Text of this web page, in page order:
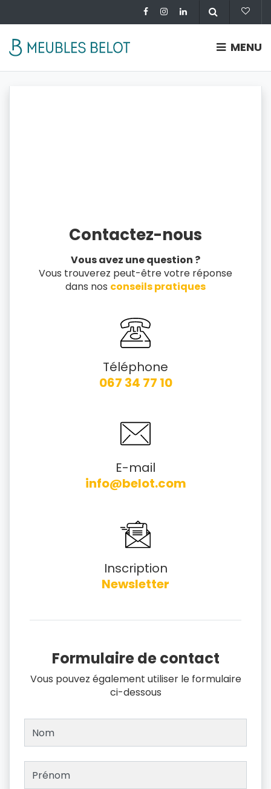
MENU
Contactez-nous
Vous avez une question ?
Vous trouverez peut-être votre réponse
dans nos conseils pratiques
Téléphone
067 34 77 10
E-mail
info@belot.com
Inscription
Newsletter
Formulaire de contact
Vous pouvez également utiliser le formulaire
ci-dessous